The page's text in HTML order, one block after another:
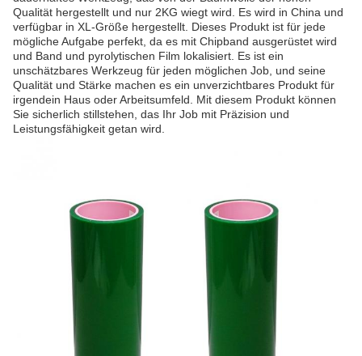
Qualität hergestellt und nur 2KG wiegt wird. Es wird in China und
verfügbar in XL-Größe hergestellt. Dieses Produkt ist für jede
mögliche Aufgabe perfekt, da es mit Chipband ausgerüstet wird
und Band und pyrolytischen Film lokalisiert. Es ist ein
unschätzbares Werkzeug für jeden möglichen Job, und seine
Qualität und Stärke machen es ein unverzichtbares Produkt für
irgendein Haus oder Arbeitsumfeld. Mit diesem Produkt können
Sie sicherlich stillstehen, das Ihr Job mit Präzision und
Leistungsfähigkeit getan wird.